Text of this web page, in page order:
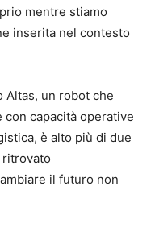
mentre stiamo
inserita nel contesto
Altas, un robot che
con capacità operative
è alto più di due
ritrovato
il futuro non